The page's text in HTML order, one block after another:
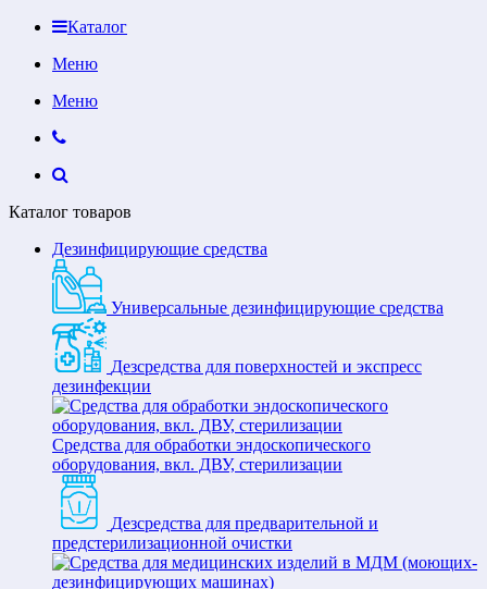
Каталог
Меню
Меню
Каталог товаров
Дезинфицирующие средства
Универсальные дезинфицирующие средства
Дезсредства для поверхностей и экспресс
дезинфекции
Средства для обработки эндоскопического
оборудования, вкл. ДВУ, стерилизации
Дезсредства для предварительной и
предстерилизационной очистки